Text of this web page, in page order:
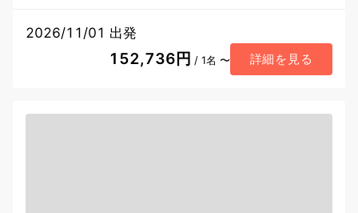
2026/11/01 出発
152,736円 / 1名 〜 詳細を見る